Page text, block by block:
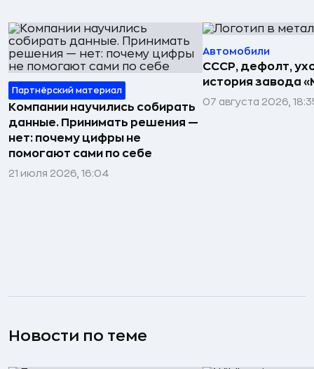
Партнёрский материал
Компании научились собирать
данные. Принимать решения —
нет: почему цифры не
помогают сами по себе
21 июля 2026, 16:04
Автомобили
СССР, дефолт,
история завода
07 августа 2026,
Новости по теме